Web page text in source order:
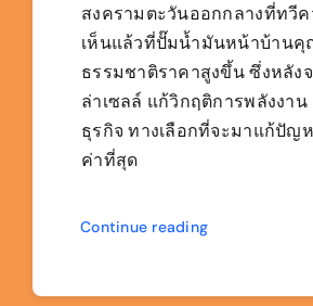
สงครามตะวันออกกลางที่ทวี
เห็นแล้วที่ปั๊มน้ำมันหน้าบ้านคุ
ธรรมชาติราคาสูงขึ้น ซึ่งหลั
ล่าเซลล์ แก้วิกฤติการพลังงา
ธุรกิจ ทางเลือกที่จะมาแก้ปัญ
ค่าที่สุด
Continue reading